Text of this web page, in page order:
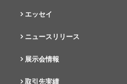
エッセイ
ニュースリリース
展示会情報
取引先実績